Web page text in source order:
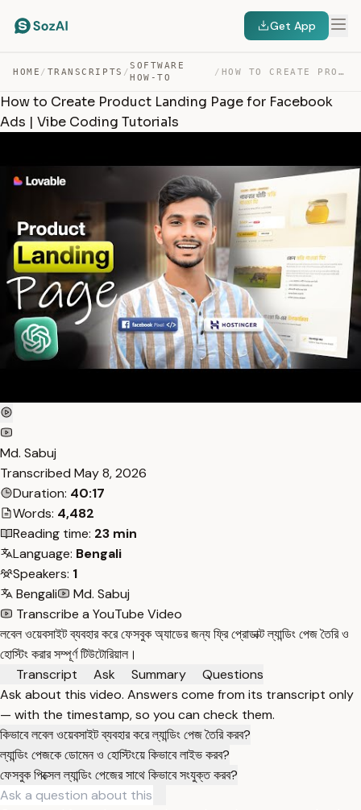
Get App
HOME / TRANSCRIPTS /
SOFTWARE
HOW-TO
/ HOW TO CREATE PRODUCT LANDING PAGE FOR FACEBOOK ADS | V… — TRANSCRIPT
How to Create Product Landing Page for Facebook
Ads | Vibe Coding Tutorials
Md. Sabuj
Transcribed May 8, 2026
Duration: 40:17
Words: 4,482
Reading time: 23 min
Language: Bengali
Speakers: 1
Bengali
Md. Sabuj
Transcribe a YouTube Video
লবেল ওয়েবসাইট ব্যবহার করে ফেসবুক অ্যাডের জন্য ফ্রি প্রোডাক্ট ল্যান্ডিং পেজ তৈরি ও
হোস্টিং করার সম্পূর্ণ টিউটোরিয়াল।
Transcript
Ask Summary
Questions
Ask about this video. Answers come from its transcript only
— with the timestamp, so you can check them.
কিভাবে লবেল ওয়েবসাইট ব্যবহার করে ল্যান্ডিং পেজ তৈরি করব?
ল্যান্ডিং পেজকে ডোমেন ও হোস্টিংয়ে কিভাবে লাইভ করব?
ফেসবুক পিক্সেল ল্যান্ডিং পেজের সাথে কিভাবে সংযুক্ত করব?